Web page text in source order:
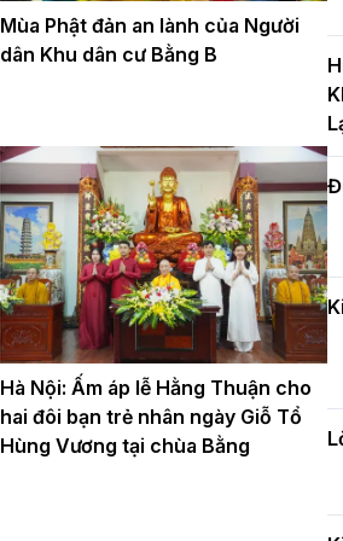
Mùa Phật đản an lành của Người
dân Khu dân cư Bằng B
Hà Nội: Ấm áp lễ Hằng Thuận cho
hai đôi bạn trẻ nhân ngày Giỗ Tổ
Hùng Vương tại chùa Bằng